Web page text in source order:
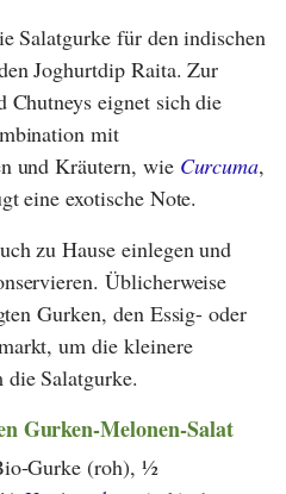
Salatgurke für den indischen
Joghurtdip Raita. Zur
eignet sich die
mit
und Kräutern, wie Curcuma,
eine exotische Note.
zu Hause einlegen und
Üblicherweise
Gurken, den Essig- oder
um die kleinere
Salatgurke.
Gurken-Melonen-Salat
Gurke (roh), ½